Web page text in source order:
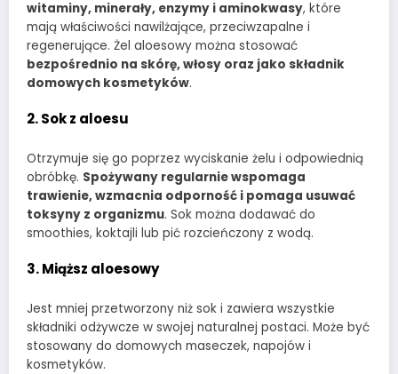
witaminy, minerały, enzymy i aminokwasy, które
mają właściwości nawilżające, przeciwzapalne i
regenerujące. Żel aloesowy można stosować
bezpośrednio na skórę, włosy oraz jako składnik
domowych kosmetyków.
2. Sok z aloesu
Otrzymuje się go poprzez wyciskanie żelu i odpowiednią
obróbkę. Spożywany regularnie wspomaga
trawienie, wzmacnia odporność i pomaga usuwać
toksyny z organizmu. Sok można dodawać do
smoothies, koktajli lub pić rozcieńczony z wodą.
3. Miąższ aloesowy
Jest mniej przetworzony niż sok i zawiera wszystkie
składniki odżywcze w swojej naturalnej postaci. Może być
stosowany do domowych maseczek, napojów i
kosmetyków.